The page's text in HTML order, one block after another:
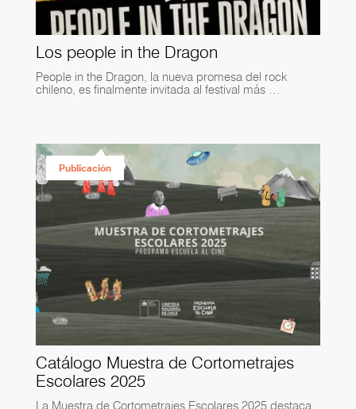
Los people in the Dragon
People in the Dragon, la nueva promesa del rock
chileno, es finalmente invitada al festival más …
Publicación
Catálogo Muestra de Cortometrajes
Escolares 2025
La Muestra de Cortometrajes Escolares 2025 destaca